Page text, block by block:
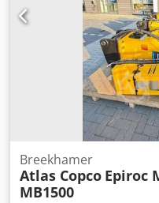
Breekhamer
Atlas Copco Epiroc
MB1500